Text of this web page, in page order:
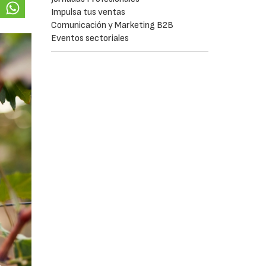
Impulsa tus ventas
Comunicación y Marketing B2B
Eventos sectoriales